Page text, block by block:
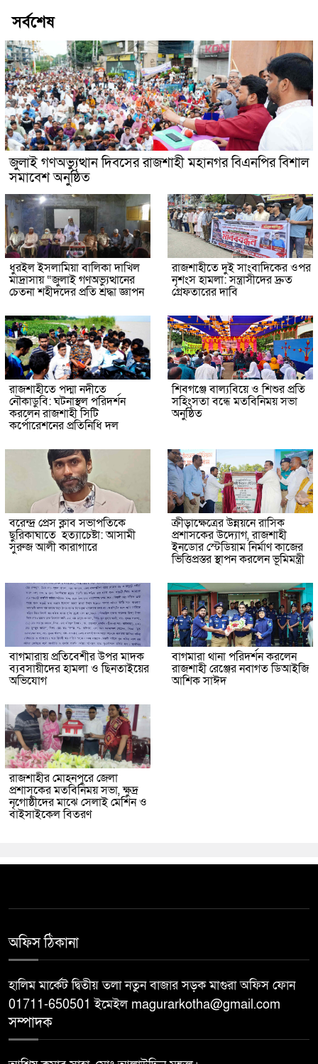
সর্বশেষ
জুলাই গণঅভ্যুত্থান দিবসের রাজশাহী মহানগর বিএনপির বিশাল
সমাবেশ অনুষ্ঠিত
ধুরইল ইসলামিয়া বালিকা দাখিল
মাদ্রাসায় “জুলাই গণঅভ্যুত্থানের
চেতনা শহীদদের প্রতি শ্রদ্ধা জ্ঞাপন
রাজশাহীতে দুই সাংবাদিকের ওপর
নৃশংস হামলা: সন্ত্রাসীদের দ্রুত
গ্রেফতারের দাবি
রাজশাহীতে পদ্মা নদীতে
নৌকাডুবি: ঘটনাস্থল পরিদর্শন
করলেন রাজশাহী সিটি
কর্পোরেশনের প্রতিনিধি দল
শিবগঞ্জে বাল্যবিয়ে ও শিশুর প্রতি
সহিংসতা বন্ধে মতবিনিময় সভা
অনুষ্ঠিত
বরেন্দ্র প্রেস ক্লাব সভাপতিকে
ছুরিকাঘাতে হত্যাচেষ্টা: আসামী
সুরুজ আলী কারাগারে
ক্রীড়াক্ষেত্রের উন্নয়নে রাসিক
প্রশাসকের উদ্যোগ, রাজশাহী
ইনডোর স্টেডিয়াম নির্মাণ কাজের
ভিত্তিপ্রস্তর স্থাপন করলেন ভূমিমন্ত্রী
বাগমারায় প্রতিবেশীর উপর মাদক
ব্যবসায়ীদের হামলা ও ছিনতাইয়ের
অভিযোগ
বাগমারা থানা পরিদর্শন করলেন
রাজশাহী রেঞ্জের নবাগত ডিআইজি
আশিক সাঈদ
রাজশাহীর মোহনপুরে জেলা
প্রশাসকের মতবিনিময় সভা, ক্ষুদ্র
নৃগোষ্ঠীদের মাঝে সেলাই মেশিন ও
বাইসাইকেল বিতরণ
অফিস ঠিকানা
হালিম মার্কেট দ্বিতীয় তলা নতুন বাজার সড়ক মাগুরা অফিস ফোন
01711-650501 ইমেইল magurarkotha@gmail.com
সম্পাদক